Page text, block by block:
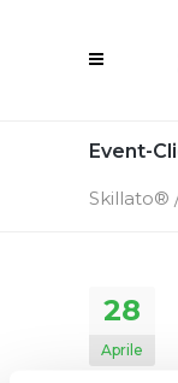
Event-
Skillato®
28
Aprile